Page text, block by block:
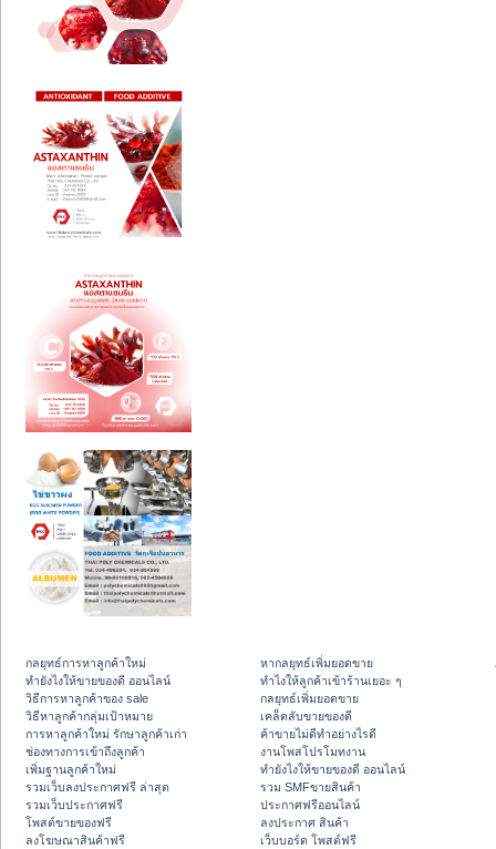
กลยุทธ์การหาลูกค้าใหม่
ทํายังไงให้ขายของดี ออนไลน์
วิธีการหาลูกค้าของ sale
วิธีหาลูกค้ากลุ่มเป้าหมาย
การหาลูกค้าใหม่ รักษาลูกค้าเก่า
ช่องทางการเข้าถึงลูกค้า
เพิ่มฐานลูกค้าใหม่
รวมเว็บลงประกาศฟรี ล่าสุด
รวมเว็บประกาศฟรี
โพสต์ขายของฟรี
ลงโฆษณาสินค้าฟรี
หากลยุทธ์เพิ่มยอดขาย
ทําไงให้ลูกค้าเข้าร้านเยอะ ๆ
กลยุทธ์เพิ่มยอดขาย
เคล็ดลับขายของดี
ค้าขายไม่ดีทำอย่างไรดี
งานโพสโปรโมทงาน
ทํายังไงให้ขายของดี ออนไลน์
รวม SMFขายสินค้า
ประกาศฟรีออนไลน์
ลงประกาศ สินค้า
เว็บบอร์ด โพสต์ฟรี